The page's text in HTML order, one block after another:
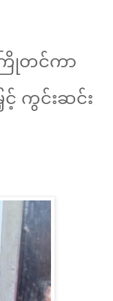
ြိုတင်ကာ
ကွင်းဆင်း